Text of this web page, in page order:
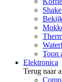
Toon
Elektronica
Terug naar